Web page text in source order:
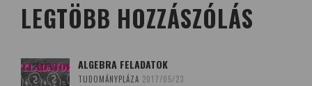
LEGTÖBB HOZZÁSZÓLÁS
ALGEBRA FELADATOK
TUDOMÁNYPLÁZA 2017/05/23